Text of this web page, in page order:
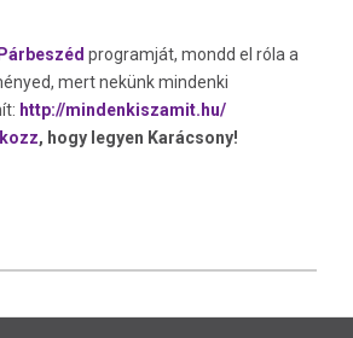
Párbeszéd programját, mondd el róla a
mert nekünk mindenki
http://mindenkiszamit.hu/
, hogy legyen Karácsony!